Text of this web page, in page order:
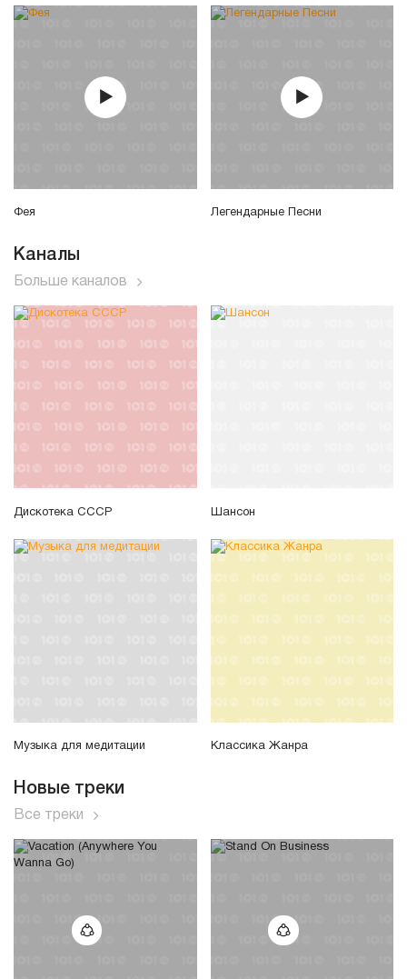
Фея Легендарные Песни
Каналы
Больше каналов
Дискотека СССР Шансон
Музыка для медитации Классика Жанра
Новые треки
Все треки